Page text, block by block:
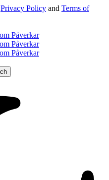
Privacy Policy and Terms of